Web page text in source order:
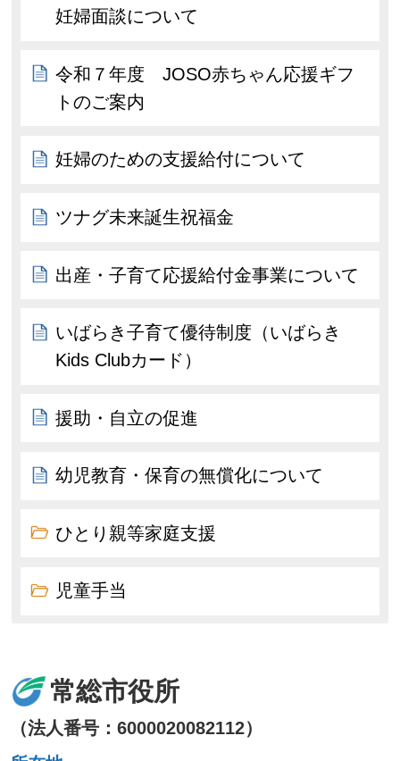
妊婦面談について
令和７年度 JOSO赤ちゃん応援ギフ
トのご案内
妊婦のための支援給付について
ツナグ未来誕生祝福金
出産・子育て応援給付金事業について
いばらき子育て優待制度（いばらき
Kids Clubカード）
援助・自立の促進
幼児教育・保育の無償化について
ひとり親等家庭支援
児童手当
常総市役所
（法人番号：6000020082112）